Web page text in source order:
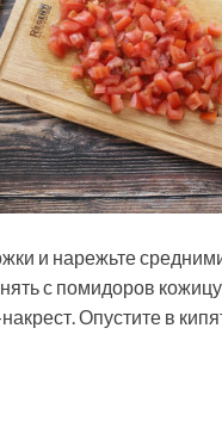
и нарежьте
с помидоров
Опустите в